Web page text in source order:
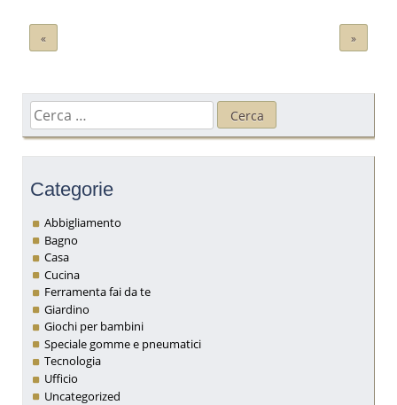
Navigazione
« »
Ricerca
per:
Categorie
Abbigliamento
Bagno
Casa
Cucina
Ferramenta fai da te
Giardino
Giochi per bambini
Speciale gomme e pneumatici
Tecnologia
Ufficio
Uncategorized